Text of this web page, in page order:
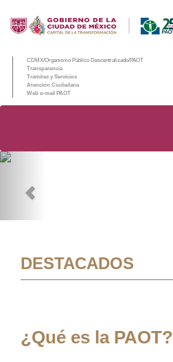
CDMX/Organismo Público Descentralizado/PAOT
Transparencia
Trámites y Servicios
Atención Ciudadana
Web e-mail PAOT
DESTACADOS
¿Qué es la PAOT?